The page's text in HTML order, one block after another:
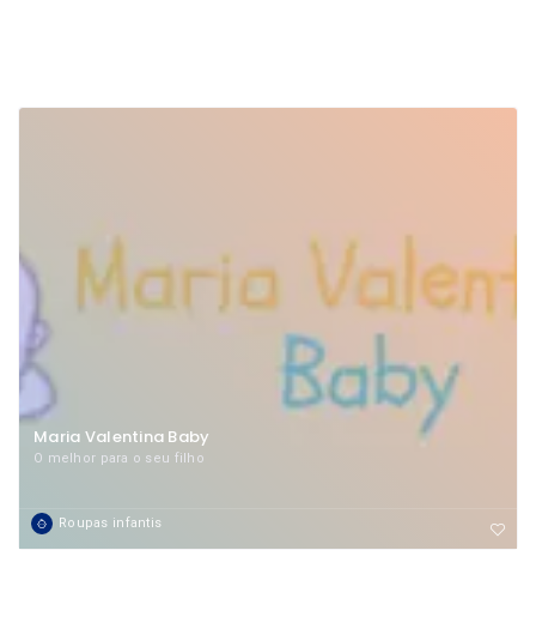
Maria Valentina Baby
O melhor para o seu filho
Roupas infantis